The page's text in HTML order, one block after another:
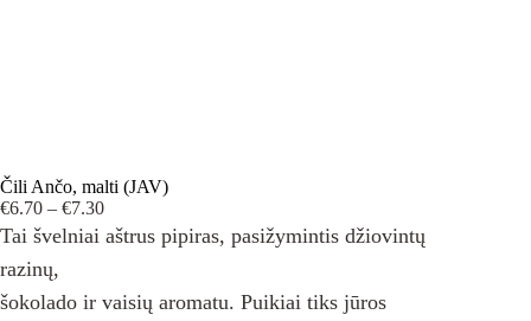
Čili Ančo, malti (JAV)
€6.70 – €7.30Price
range:
€6.70
€7.30
Tai švelniai aštrus pipiras, pasižymintis džiovintų
razinų,
šokolado ir vaisių aromatu. Puikiai tiks jūros